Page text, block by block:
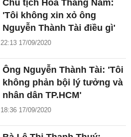
Chủ tịch Hoa Tháng Năm:
'Tôi không xin xỏ ông
Nguyễn Thành Tài điều gì'
22:13 17/09/2020
Ông Nguyễn Thành Tài: 'Tôi
không phản bội lý tưởng và
nhân dân TP.HCM'
18:36 17/09/2020